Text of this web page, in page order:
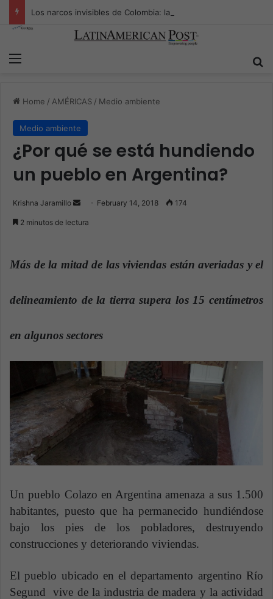
Home / AMÉRICAS / Medio ambiente
Medio ambiente
¿Por qué se está hundiendo
un pueblo en Argentina?
Krishna Jaramillo
a
m
i
February 14, 2018 174
2 minutos de lectura
Más de la mitad de las viviendas están averiadas y el
delineamiento de la tierra supera los 15 centímetros
en algunos sectores
Un pueblo Colazo en Argentina amenaza a sus 1.500
habitantes, puesto que ha permanecido hundiéndose
bajo los pies de los pobladores, destruyendo
construcciones y deteriorando viviendas.
El pueblo ubicado en el departamento argentino Río
Segund vive de la industria de madera y la actividad